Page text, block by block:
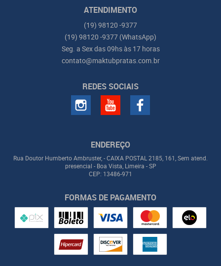
ATENDIMENTO
(19) 98120 -9377
(19) 98120 -9377 (WhatsApp)
Seg. a Sex das 09hs às 17 horas
contato@maktubpratas.com.br
REDES SOCIAIS
ENDEREÇO
Rua Doutor Humberto Ambruster, - CAIXA POSTAL 2185, 161, Sem atend.
presencial - Boa Vista, Limeira -SP
CEP: 13486-971
FORMAS DE PAGAMENTO